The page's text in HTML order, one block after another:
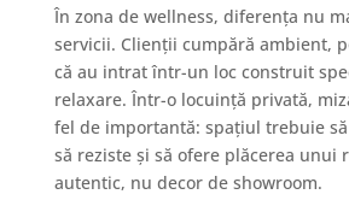
În zona de wellness, diferența nu
servicii. Clienții cumpără ambient,
că au intrat într-un loc construit
relaxare. Într-o locuință privată,
fel de importantă: spațiul trebuie
să reziste și să ofere plăcerea unui
autentic, nu decor de showroom.